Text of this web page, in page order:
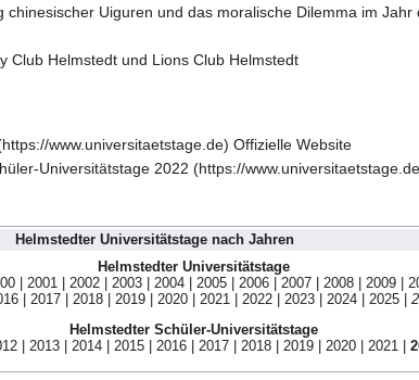
chinesischer Uiguren und das moralische Dilemma im Jahr
Club Helmstedt und Lions Club Helmstedt
Offizielle Website
Universitätstage 2022
Helmstedter Universitätstage nach Jahren
Helmstedter Universitätstage
| 2001 2002| 2003| 2004| 2005| 2006| 2007| 2008| 2009|
| 2017| 2018| 2019| 2020| 2021 2022| 2023| 2024| 2025|
Helmstedter Schüler-Universitätstage
2013 2014 2015 2016 2017 2018 2019 2020 2021